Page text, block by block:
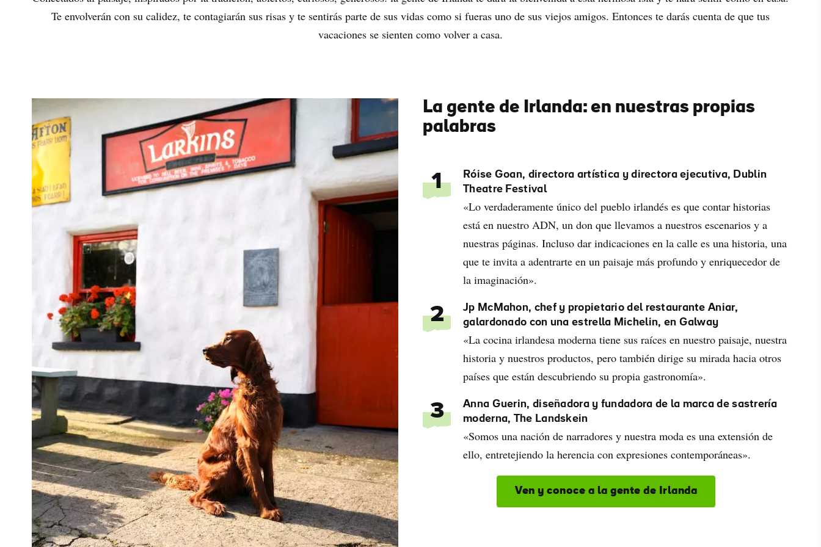
Te envolverán con su calidez, te contagiarán sus risas y te sentirás parte de sus vidas como si fueras uno de sus viejos amigos. Entonces te darás cuenta de que tus
vacaciones se sienten como volver a casa.
La gente de Irlanda: en nuestras propias
palabras
1
Róise Goan, directora artística y directora ejecutiva, Dublin
Theatre Festival
«Lo verdaderamente único del pueblo irlandés es que contar historias
está en nuestro ADN, un don que llevamos a nuestros escenarios y a
nuestras páginas. Incluso dar indicaciones en la calle es una historia, una
que te invita a adentrarte en un paisaje más profundo y enriquecedor de
la imaginación».
2
Jp McMahon, chef y propietario del restaurante Aniar,
galardonado con una estrella Michelin, en Galway
«La cocina irlandesa moderna tiene sus raíces en nuestro paisaje, nuestra
historia y nuestros productos, pero también dirige su mirada hacia otros
países que están descubriendo su propia gastronomía».
3
Anna Guerin, diseñadora y fundadora de la marca de sastrería
moderna, The Landskein
«Somos una nación de narradores y nuestra moda es una extensión de
ello, entretejiendo la herencia con expresiones contemporáneas».
Ven y conoce a la gente de Irlanda